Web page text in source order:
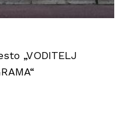
„VODITELJ